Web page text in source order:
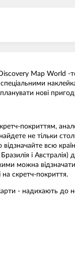
Map World -
спеціальними
нові
покриттям,
не тільки
відзначайте всю
і Австралія)
можна
на скретч-покриття.
- надихають до